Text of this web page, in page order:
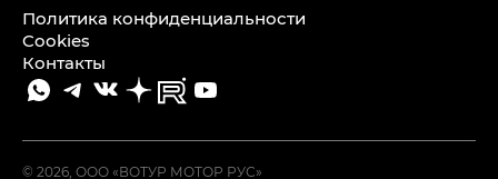
© 2026, ООО «ВОТУР МОТОР РУС»
Политика конфиденциальности
Cookies
Контакты